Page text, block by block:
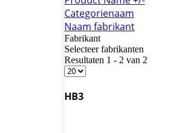
Categorienaam
Naam fabrikant
Fabrikant
Selecteer fabrikanten
Resultaten 1 - 2 van 2
HB3